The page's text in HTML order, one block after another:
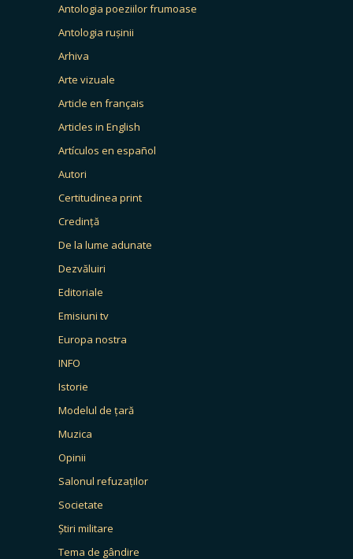
Antologia poeziilor frumoase
Antologia rușinii
Arhiva
Arte vizuale
Article en français
Articles in English
Artículos en español
Autori
Certitudinea print
Credință
De la lume adunate
Dezvăluiri
Editoriale
Emisiuni tv
Europa nostra
INFO
Istorie
Modelul de țară
Muzica
Opinii
Salonul refuzaților
Societate
Știri militare
Tema de gândire